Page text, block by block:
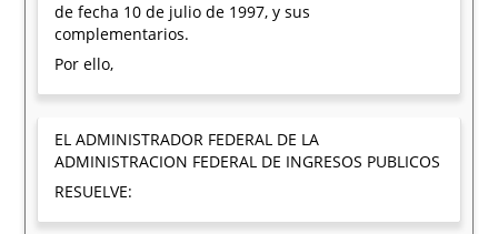
de fecha 10 de julio de 1997, y sus
complementarios.
Por ello,
EL ADMINISTRADOR FEDERAL DE LA
ADMINISTRACION FEDERAL DE INGRESOS PUBLICOS
RESUELVE: